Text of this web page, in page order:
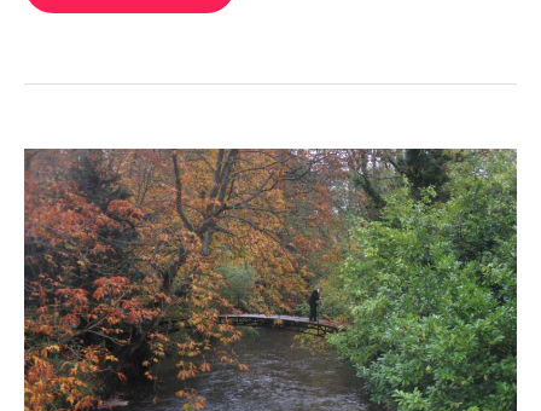
LA
DESCENTE
DE
L’EPTE
EN
CANOË-
KAYAK,
ENTRE
NORMANDIE
ET
ÎLE-
DE-
FRANCE